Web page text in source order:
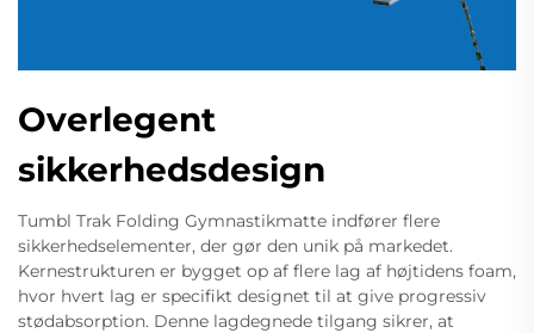
Overlegent
sikkerhedsdesign
Tumbl Trak Folding Gymnastikmatte indfører flere
sikkerhedselementer, der gør den unik på markedet.
Kernestrukturen er bygget op af flere lag af højtidens foam,
hvor hvert lag er specifikt designet til at give progressiv
stødabsorption. Denne lagdegnede tilgang sikrer, at